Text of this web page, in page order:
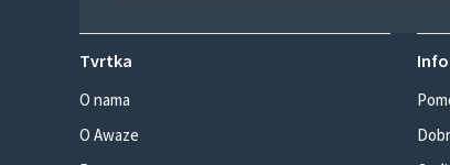
Tvrtka
O nama
O Awaze